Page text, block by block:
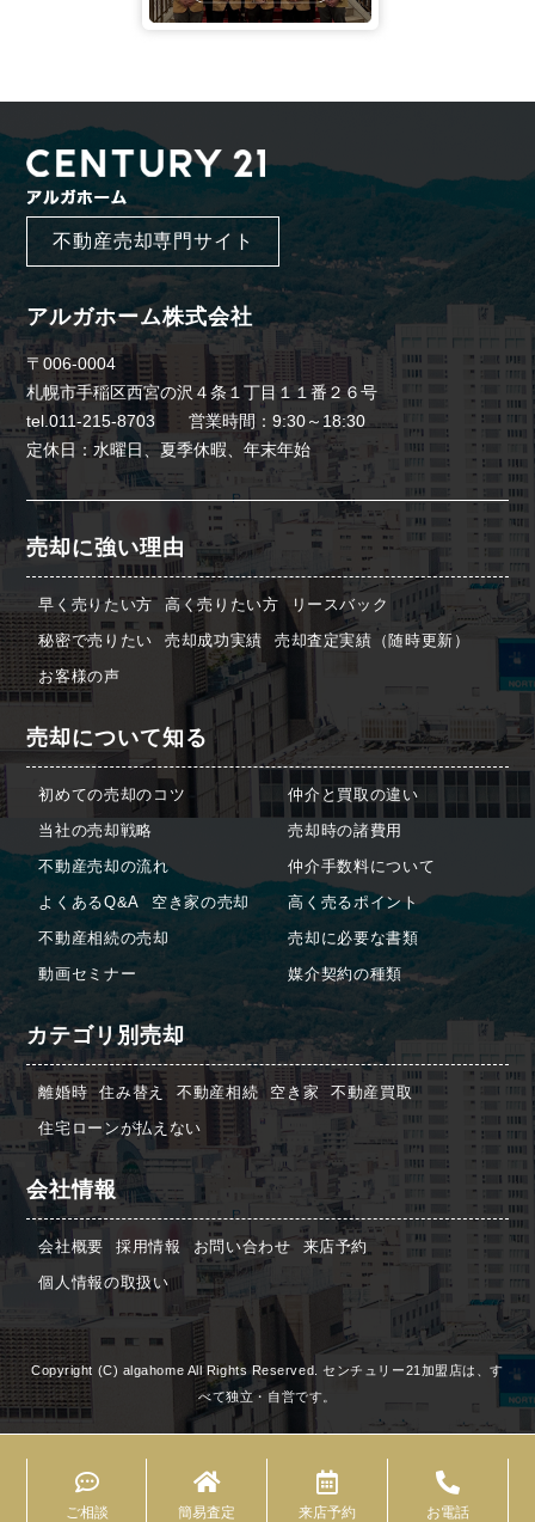
不動産売却専門サイト
アルガホーム株式会社
〒006-0004
札幌市手稲区西宮の沢４条１丁目１１番２６号
tel.011-215-8703 営業時間：9:30～18:30
定休日：水曜日、夏季休暇、年末年始
売却に強い理由
早く売りたい方 高く売りたい方
リースバック
秘密で売りたい
売却成功実績
売却査定実績（随時更新）
お客様の声
売却について知る
初めての売却のコツ
当社の売却戦略
不動産売却の流れ
よくあるQ&A
空き家の売却
不動産相続の売却
動画セミナー
仲介と買取の違い
売却時の諸費用
仲介手数料について
高く売るポイント
売却に必要な書類
媒介契約の種類
カテゴリ別売却
離婚時 住み替え 不動産相続 空き家
不動産買取
住宅ローンが払えない
会社情報
会社概要 採用情報 お問い合わせ
来店予約
個人情報の取扱い
Copyright (C) algahome All Rights Reserved. センチュリー21加盟店は、す
べて独立・自営です。
ご相談 簡易査定 来店予約 お電話